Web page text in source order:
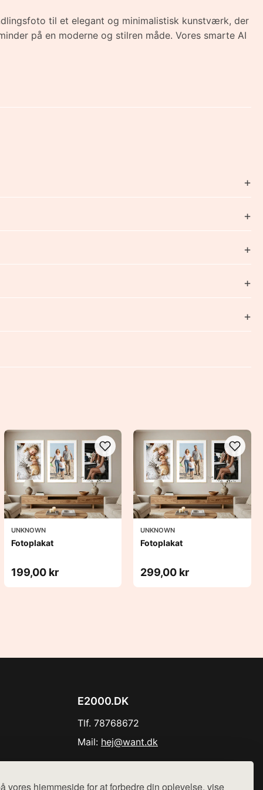
vores hjemmeside for at forbedre din oplevelse, vise
til et elegant og minimalistisk kunstværk, der
på en moderne og stilren måde. Vores smarte AI
UNKNOWN
Fotoplakat
199,00 kr
UNKNOWN
Fotoplakat
299,00 kr
E2000.DK
Tlf. 78768672
Mail: hej@want.dk